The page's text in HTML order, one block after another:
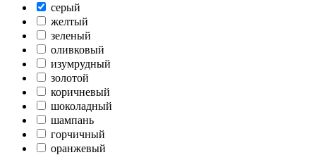
серый
желтый
зеленый
оливковый
изумрудный
золотой
коричневый
шоколадный
шампань
горчичный
оранжевый